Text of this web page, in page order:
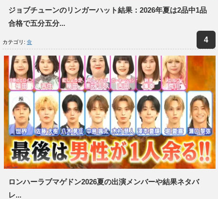
ジョブチューンのリンガーハット結果：2026年夏は2品中1品
合格で五分五分...
カテゴリ: 食
ロンハーラブマゲドン2026夏の出演メンバーや結果ネタバ
レ...